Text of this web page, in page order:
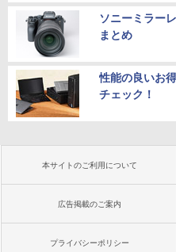
ソニーミラー
まとめ
性能の良いお
チェック！
本サイトのご利用について
広告掲載のご案内
プライバシーポリシー